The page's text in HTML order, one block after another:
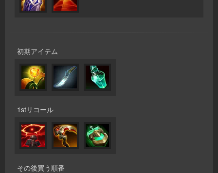
初期アイテム
1stリコール
その後買う順番